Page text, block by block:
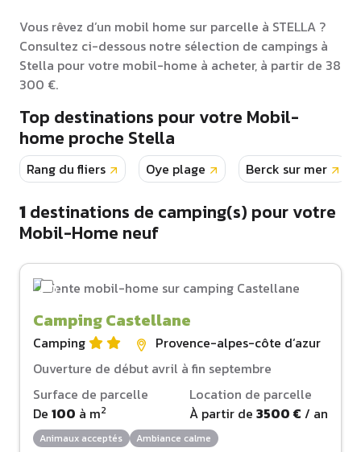
Vous rêvez d’un mobil home sur parcelle à STELLA ?
Consultez ci-dessous notre sélection de campings à
Stella pour votre mobil-home à acheter, à partir de 38
300 €.
Top destinations pour votre Mobil-
home proche Stella
Rang du fliers Oye plage Berck sur mer
1destinations de camping(s) pour votre
Mobil-Home neuf
Camping Castellane
Camping
Provence-alpes-côte d‘azur
Ouverture de début avril à fin septembre
Surface de parcelle
De 100 à m2
Location de parcelle
À partir de 3500 € / an
Animaux acceptés Ambiance calme